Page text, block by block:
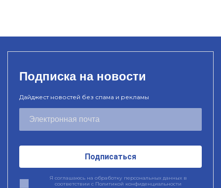
Подписка на новости
Дайджест новостей без спама и рекламы
Подписаться
Я соглашаюсь на обработку персональных данных в
соответствии с Политикой конфиденциальности